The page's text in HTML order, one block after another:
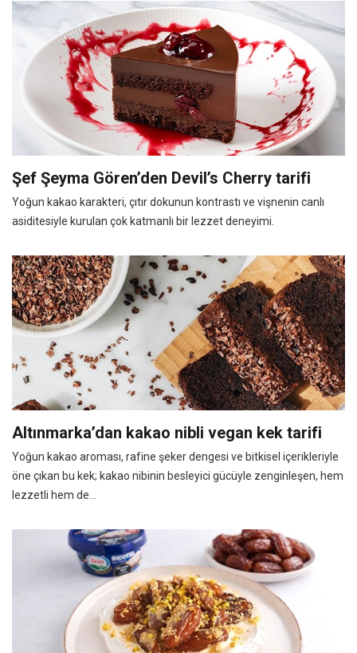
Şef Şeyma Gören’den Devil’s Cherry tarifi
Yoğun kakao karakteri, çıtır dokunun kontrastı ve vişnenin canlı
asiditesiyle kurulan çok katmanlı bir lezzet deneyimi.
Altınmarka’dan kakao nibli vegan kek tarifi
Yoğun kakao aroması, rafine şeker dengesi ve bitkisel içerikleriyle
öne çıkan bu kek; kakao nibinin besleyici gücüyle zenginleşen, hem
lezzetli hem de...